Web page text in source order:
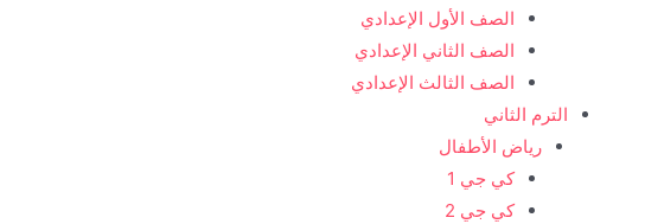
الصف الأول الإعدادي
الصف الثاني الإعدادي
الصف الثالث الإعدادي
الترم الثاني
رياض الأطفال
كي جي 1
كي جي 2